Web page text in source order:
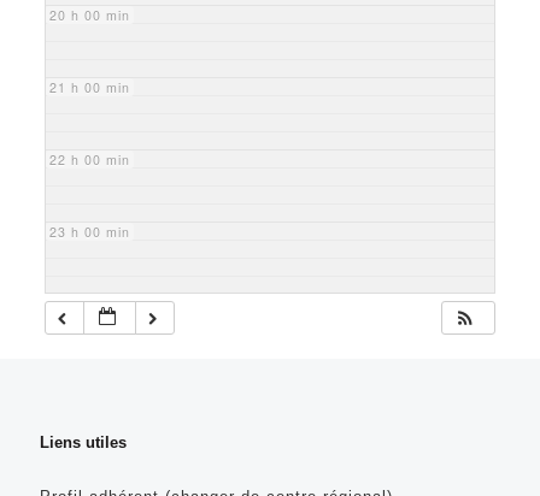
20 h 00 min
21 h 00 min
22 h 00 min
23 h 00 min
Liens utiles